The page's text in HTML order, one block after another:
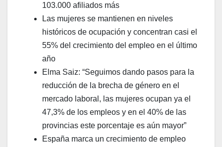
103.000 afiliados más
Las mujeres se mantienen en niveles
históricos de ocupación y concentran casi el
55% del crecimiento del empleo en el último
año
Elma Saiz: “Seguimos dando pasos para la
reducción de la brecha de género en el
mercado laboral, las mujeres ocupan ya el
47,3% de los empleos y en el 40% de las
provincias este porcentaje es aún mayor”
España marca un crecimiento de empleo